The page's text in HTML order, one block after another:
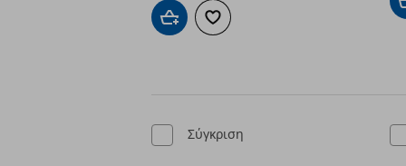
Προσθήκη στο καλάθι
Προσθήκη στα αγαπημένα
Σύγκριση